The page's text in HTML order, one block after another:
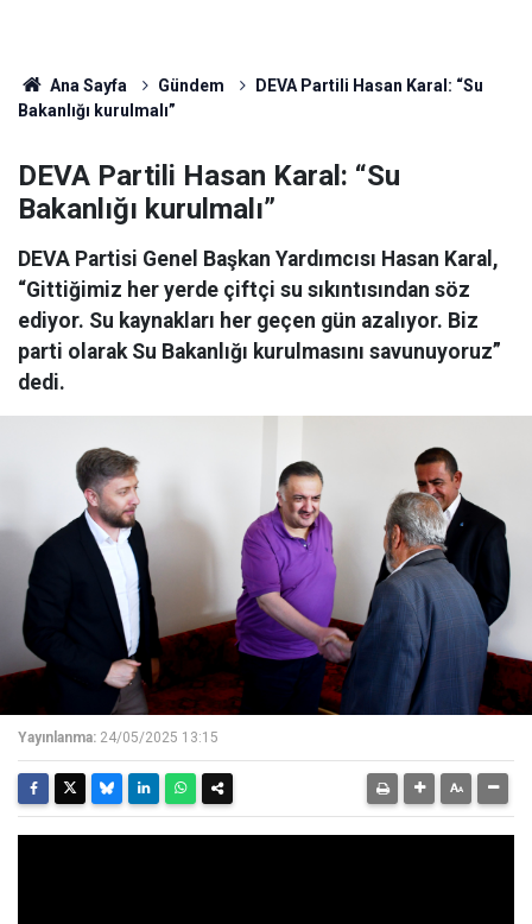
Ana Sayfa Gündem
DEVA Partili Hasan Karal: “Su
Bakanlığı kurulmalı”
DEVA Partili Hasan Karal: “Su
Bakanlığı kurulmalı”
DEVA Partisi Genel Başkan Yardımcısı Hasan Karal,
“Gittiğimiz her yerde çiftçi su sıkıntısından söz
ediyor. Su kaynakları her geçen gün azalıyor. Biz
parti olarak Su Bakanlığı kurulmasını savunuyoruz”
dedi.
Yayınlanma: 24/05/2025 13:15